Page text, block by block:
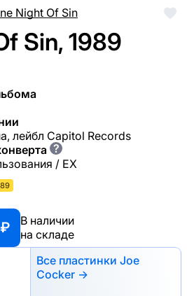
Night Of Sin
Sin, 1989
лейбл Capitol Records
?
/ EX
В наличии
на складе
Все пластинки Joe
Cocker →